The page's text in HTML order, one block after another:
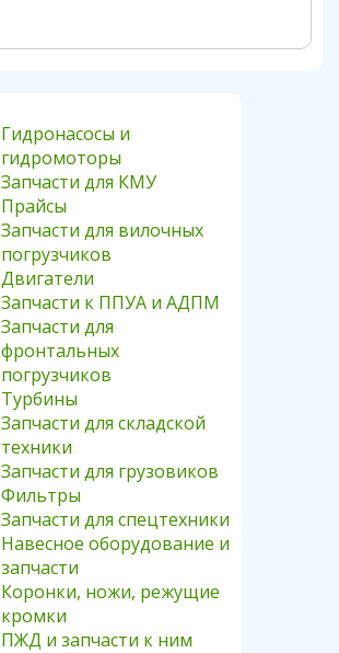
Гидронасосы и
гидромоторы
Запчасти для КМУ
Прайсы
Запчасти для вилочных
погрузчиков
Двигатели
Запчасти к ППУА и АДПМ
Запчасти для
фронтальных
погрузчиков
Турбины
Запчасти для складской
техники
Запчасти для грузовиков
Фильтры
Запчасти для спецтехники
Навесное оборудование и
запчасти
Коронки, ножи, режущие
кромки
ПЖД и запчасти к ним